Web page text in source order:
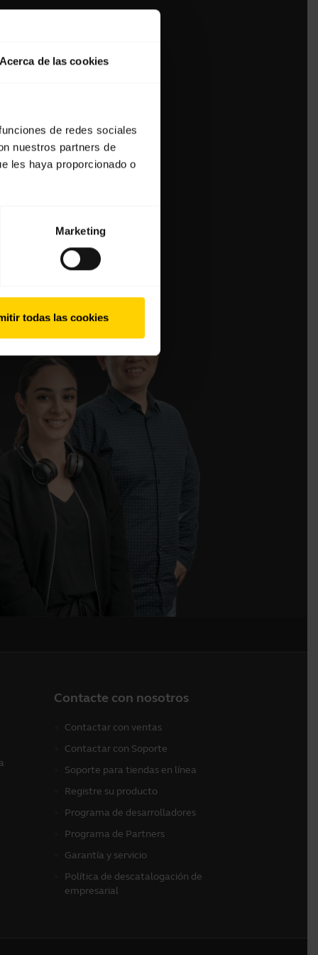
de las cookies
de redes sociales
nuestros partners de
les haya proporcionado o
Marketing
todas las cookies
Contacte con nosotros
Contactar con ventas
Contactar con Soporte
Soporte para tiendas en línea
Registre su producto
Programa de desarrolladores
Programa de Partners
Garantía y servicio
Política de descatalogación de
empresarial